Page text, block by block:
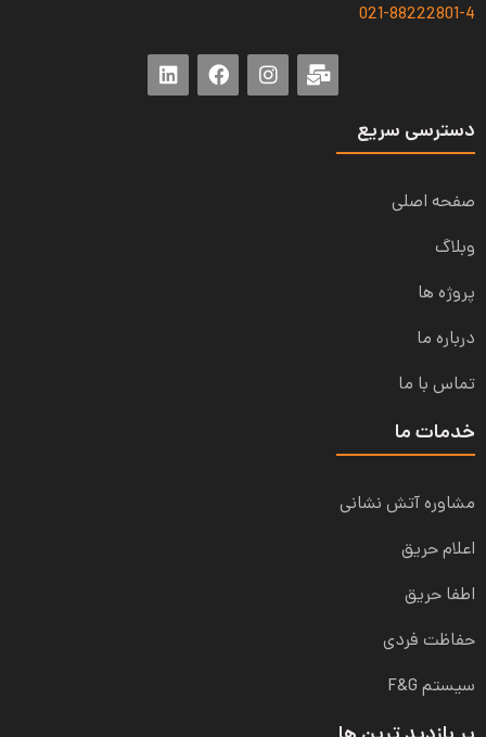
021-88222801-4
دسترسی سریع
صفحه اصلی
وبلاگ
پروژه ها
درباره ما
تماس با ما
خدمات ما
مشاوره آتش نشانی
اعلام حریق
اطفا حریق
حفاظت فردی
سیستم F&G